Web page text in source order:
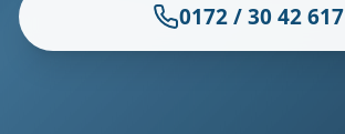
0172 / 30 42 617